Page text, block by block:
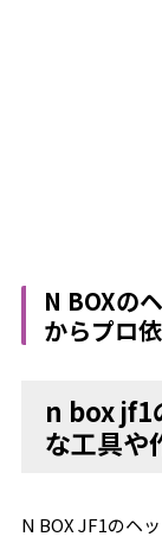
N BOXの
からプロ
n box jf1
な工具や
N BOX JF1のヘ